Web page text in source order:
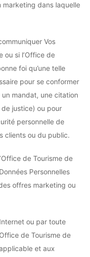
dans laquelle
Vos
ou si l’Office de
foi qu’une telle
pour se conformer
mandat, une citation
justice) ou pour
personnelle de
clients ou du public.
de Tourisme de
Personnelles
offres marketing ou
ou par toute
de Tourisme de
et aux